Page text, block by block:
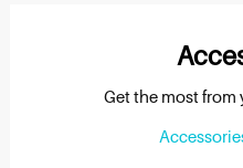
Get the most